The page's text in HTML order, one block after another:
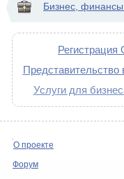
Бизнес,
Представительство
Услуги для
О проекте
Форум